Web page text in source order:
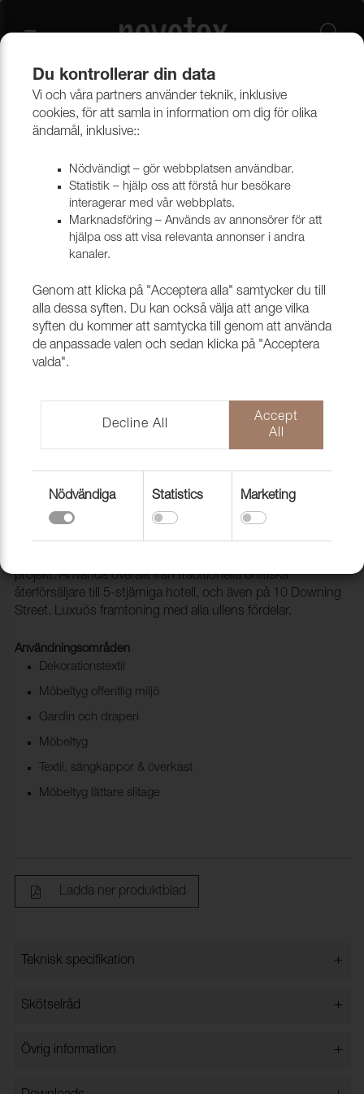
Beklädnadsmaterial Möbeltyger Alla möbeltyger
Tyg Kilkerran Moonstone
1080019
projekt. Används överallt från traditionella brittiska
återförsäljare till 5-stjärniga hotell, och även på 10 Downing
Street. Luxuös framtoning med alla ullens fördelar.
Användningsområden
Dekorationstextil
Möbeltyg offentlig miljö
Gardin och draperi
Möbeltyg
Textil, sängkappor & överkast
Möbeltyg lättare slitage
Ladda ner produktblad
Teknisk specifikation +
Bredd:
Skötselråd +
Får ej tvättas i vatten
Strykning på max 150°C
Övrig information +
Du kontrollerar din data
Vi och våra partners använder teknik, inklusive
cookies, för att samla in information om dig för olika
ändamål, inklusive::
Nödvändigt – gör webbplatsen användbar.
Statistik – hjälp oss att förstå hur besökare
interagerar med vår webbplats.
Marknadsföring – Används av annonsörer för att
hjälpa oss att visa relevanta annonser i andra
kanaler.
Genom att klicka på "Acceptera alla" samtycker du till
alla dessa syften. Du kan också välja att ange vilka
syften du kommer att samtycka till genom att använda
de anpassade valen och sedan klicka på "Acceptera
valda".
Decline All
Accept
All
Nödvändiga Statistics Marketing